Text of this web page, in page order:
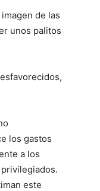
de las
unos palitos
los gastos
a los
este